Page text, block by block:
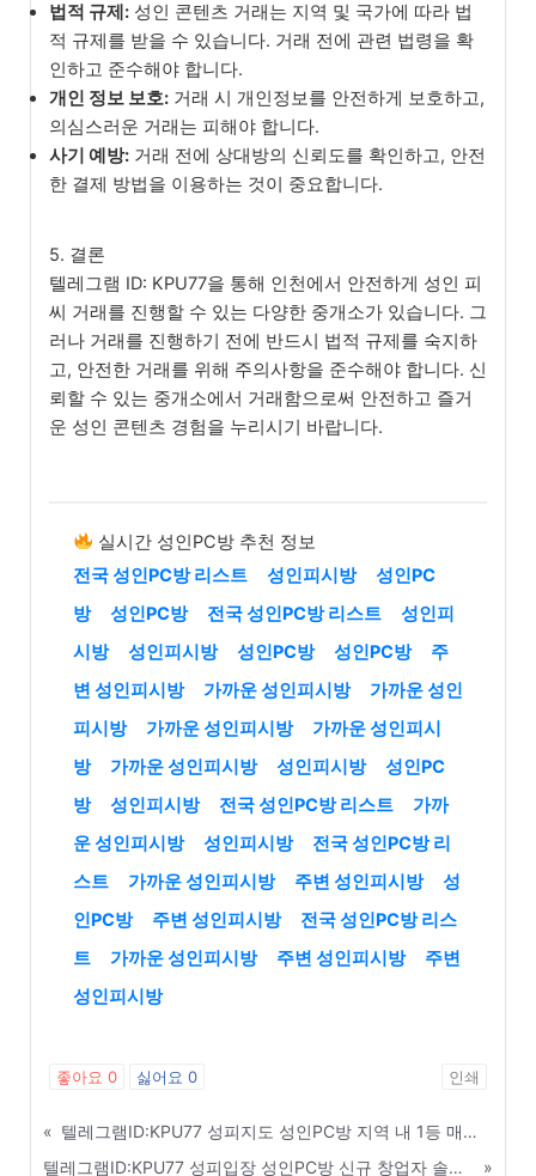
법적 규제: 성인 콘텐츠 거래는 지역 및 국가에 따라 법
적 규제를 받을 수 있습니다. 거래 전에 관련 법령을 확
인하고 준수해야 합니다.
개인 정보 보호: 거래 시 개인정보를 안전하게 보호하고,
의심스러운 거래는 피해야 합니다.
사기 예방: 거래 전에 상대방의 신뢰도를 확인하고, 안전
한 결제 방법을 이용하는 것이 중요합니다.
5. 결론
텔레그램 ID: KPU77을 통해 인천에서 안전하게 성인 피
씨 거래를 진행할 수 있는 다양한 중개소가 있습니다. 그
러나 거래를 진행하기 전에 반드시 법적 규제를 숙지하
고, 안전한 거래를 위해 주의사항을 준수해야 합니다. 신
뢰할 수 있는 중개소에서 거래함으로써 안전하고 즐거
운 성인 콘텐츠 경험을 누리시기 바랍니다.
실시간 성인PC방 추천 정보
전국 성인PC방 리스트
성인피시방
성인PC
방
성인PC방 전국 성인PC방 리스트
성인피
시방
성인피시방 성인PC방 성인PC방
주
변 성인피시방
가까운 성인피시방
가까운 성인
피시방
가까운 성인피시방
가까운 성인피시
방
가까운 성인피시방 성인피시방
성인PC
방
성인피시방 전국 성인PC방 리스트
가까
운 성인피시방
성인피시방
전국 성인PC방 리
스트
가까운 성인피시방 주변 성인피시방
성
인PC방
주변 성인피시방
전국 성인PC방 리스
트
가까운 성인피시방 주변 성인피시방
주변
성인피시방
좋아요 0 싫어요 0 인쇄
«
텔레그램ID:KPU77 성피지도 성인PC방 지역 내 1등 매장들의 공통된 성공 비결 - 태안
텔레그램ID:KPU77 성피입장 성인PC방 신규 창업자 솔루션 무상 지원 혜택 - 안산
»